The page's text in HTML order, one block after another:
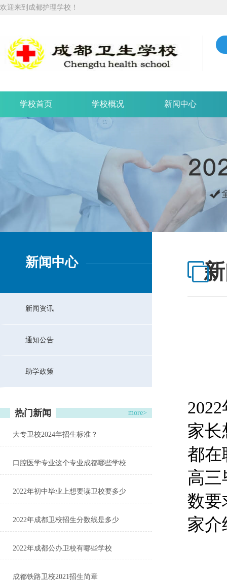
欢迎来到成都护理学校！
学校首页 学校概况 新闻中心
新闻中心
新闻资讯
通知公告
助学政策
热门新闻 more>
大专卫校2024年招生标准？
口腔医学专业这个专业成都哪些学校
2022年初中毕业上想要读卫校要多少
2022年成都卫校招生分数线是多少
2022年成都公办卫校有哪些学校
成都铁路卫校2021招生简章
家长
都在
高三
数要
家介